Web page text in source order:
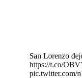
San Lorenzo
https://t.co/
pic.twitter.com/